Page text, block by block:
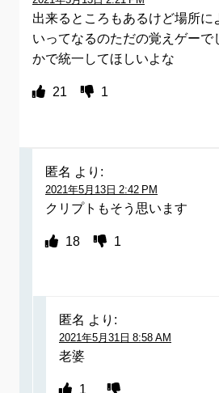
出来るところもあるけど場所に
いってなるのただの覚えゲーで
かで統一してほしいよな
21 1
匿名 より:
2021年5月13日 2:42 PM
クリプトもそう思います
18 1
匿名 より:
2021年5月31日 8:58 AM
老婆
1